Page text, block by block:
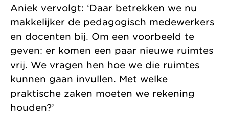
Aniek vervolgt: ‘Daar betrekken we nu
makkelijker de pedagogisch medewerkers
en docenten bij. Om een voorbeeld te
geven: er komen een paar nieuwe ruimtes
vrij. We vragen hen hoe we die ruimtes
kunnen gaan invullen. Met welke
praktische zaken moeten we rekening
houden?’